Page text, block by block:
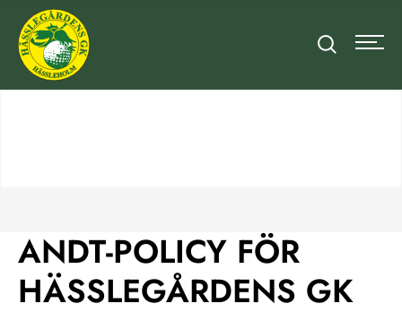
ANDT-POLICY FÖR
HÄSSLEGÅRDENS GK